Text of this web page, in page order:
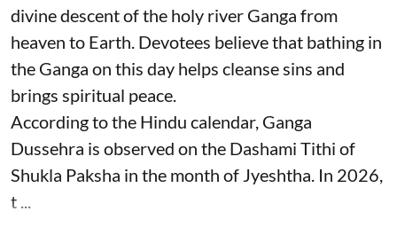
divine descent of the holy river Ganga from
heaven to Earth. Devotees believe that bathing in
the Ganga on this day helps cleanse sins and
brings spiritual peace.
According to the Hindu calendar, Ganga
Dussehra is observed on the Dashami Tithi of
Shukla Paksha in the month of Jyeshtha. In 2026,
t ...